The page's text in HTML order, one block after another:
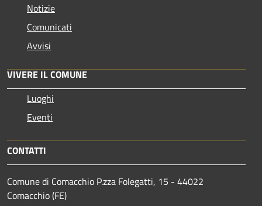
Notizie
Comunicati
Avvisi
VIVERE IL COMUNE
Luoghi
Eventi
CONTATTI
Comune di Comacchio P.zza Folegatti, 15 - 44022
Comacchio (FE)